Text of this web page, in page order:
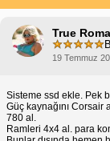
True
19 Temmuz
Sisteme ssd ekle. Pek
Güç kaynağını
780 al.
Ramleri 4x4 al. para